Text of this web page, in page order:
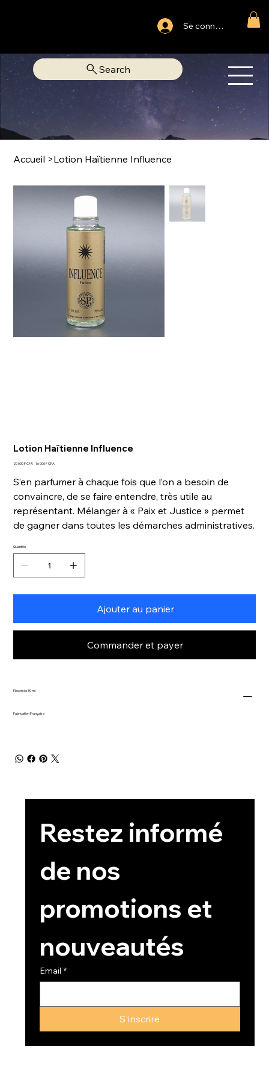
Se connecter
Accueil >Lotion Haïtienne Influence
Lotion Haïtienne Influence
Prix
20 000 F CFA Prix
16 000 F CFA
S’en parfumer à chaque fois que l’on a besoin de
convaincre, de se faire entendre, très utile au
représentant. Mélanger à « Paix et Justice » per­met
de gagner dans toutes les démarches administratives.
Quantité
Ajouter au panier
Commander et payer
Flacon de 30 ml
Fabrication Française
LIBRAIRIE SPIRITUELLESearch
Restez informé
de nos
promotions et
nouveautés
Email *
S'inscrire